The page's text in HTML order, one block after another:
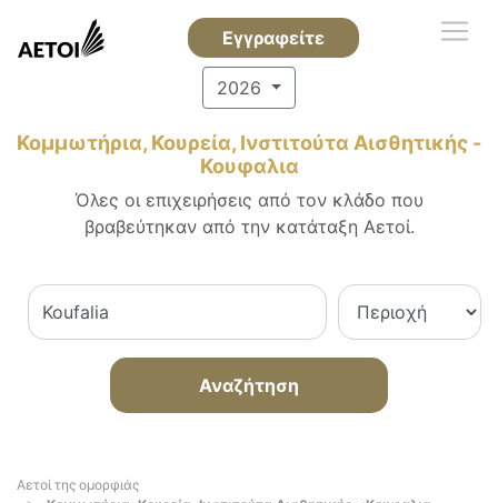
Εγγραφείτε
2026
Κομμωτήρια, Κουρεία, Ινστιτούτα Αισθητικής -
Κουφαλια
Όλες οι επιχειρήσεις από τον κλάδο που
βραβεύτηκαν από την κατάταξη Αετοί.
Αναζήτηση
Αετοί της ομορφιάς